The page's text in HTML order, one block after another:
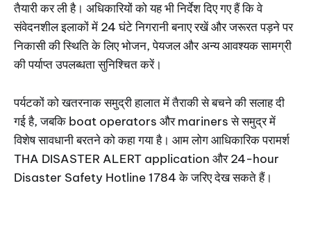
तैयारी कर ली है। अधिकारियों को यह भी निर्देश दिए गए हैं कि वे
संवेदनशील इलाकों में 24 घंटे निगरानी बनाए रखें और जरूरत पड़ने पर
निकासी की स्थिति के लिए भोजन, पेयजल और अन्य आवश्यक सामग्री
की पर्याप्त उपलब्धता सुनिश्चित करें।
पर्यटकों को खतरनाक समुद्री हालात में तैराकी से बचने की सलाह दी
गई है, जबकि boat operators और mariners से समुद्र में
विशेष सावधानी बरतने को कहा गया है। आम लोग आधिकारिक परामर्श
THA DISASTER ALERT application और 24-hour
Disaster Safety Hotline 1784 के जरिए देख सकते हैं।